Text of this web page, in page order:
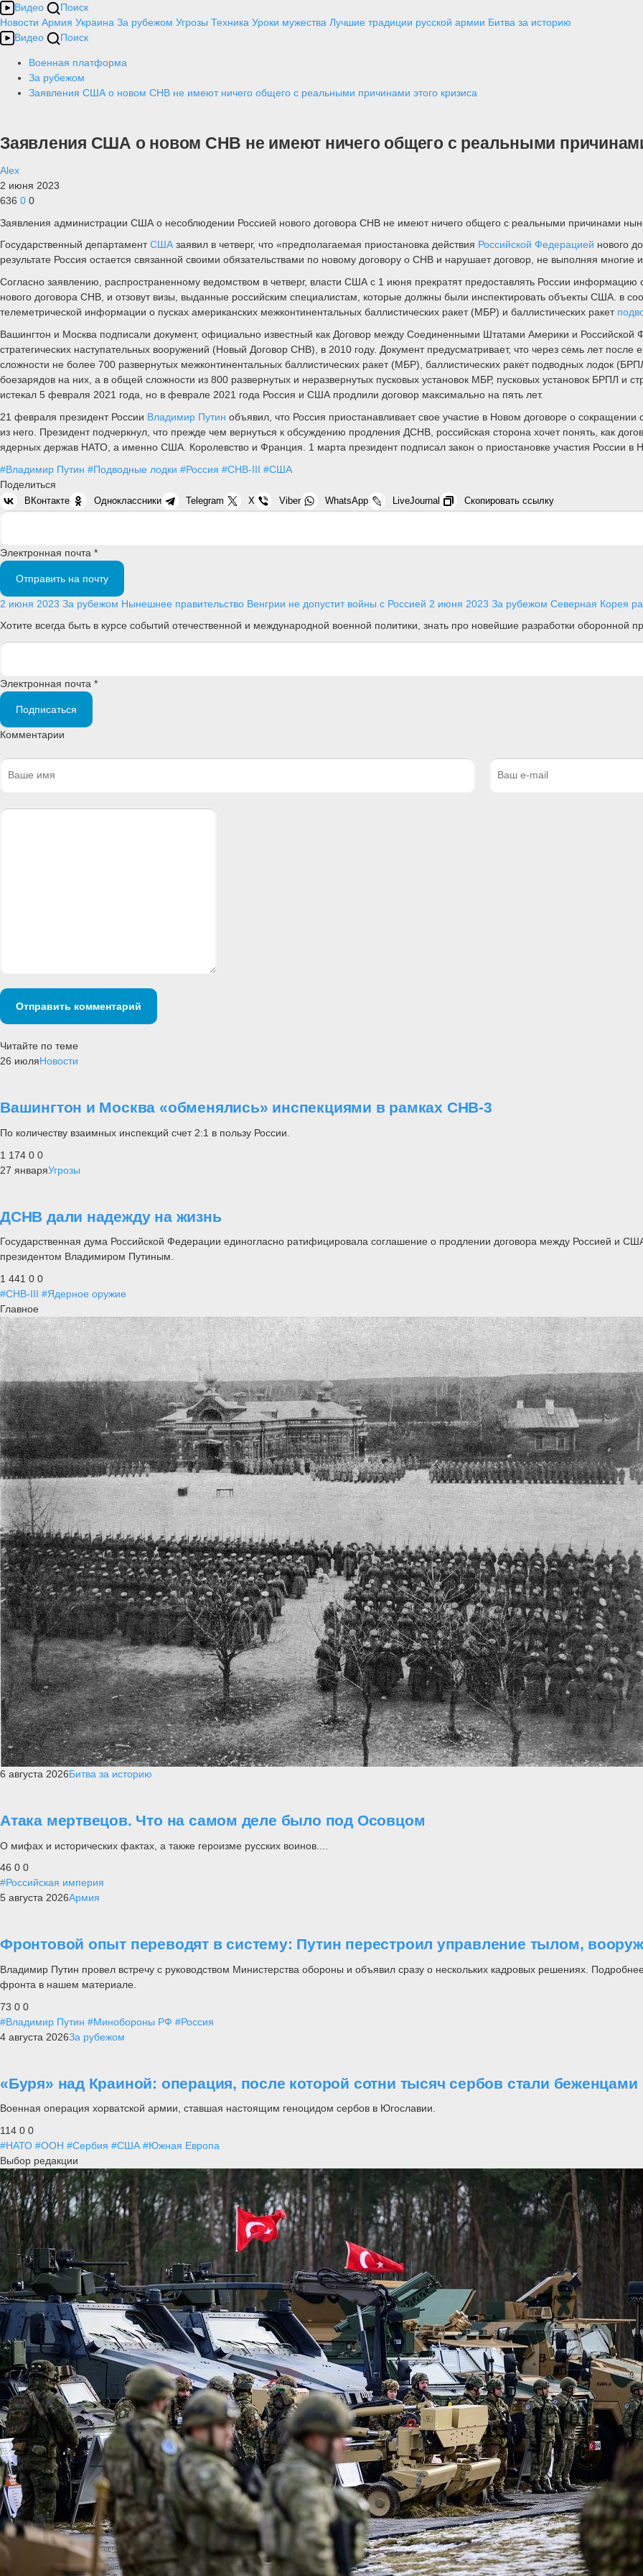
Видео
Поиск
Новости Армия Украина За рубежом Угрозы Техника Уроки мужества Лучшие традиции русской армии Битва за историю
Видео
Поиск
Военная платформа
За рубежом
Заявления США о новом СНВ не имеют ничего общего с реальными причинами этого кризиса
Заявления США о новом СНВ не имеют ничего общего с реальными
Alex
2 июня 2023
636 0 0
Заявления администрации США о несоблюдении Россией нового договора СНВ не имеют ничего общего с реальными причинами
Государственный департаментСШАзаявил в четверг, что «предполагаемая приостановка действия Российской Федерацией нового
результате Россия остается связанной своими обязательствами по новому договору о СНВ и нарушает договор, не выполняя многие
Согласно заявлению, распространенному ведомством в четверг, власти США с 1 июня прекратят предоставлять России
нового договора СНВ, и отзовут визы, выданные российским специалистам, которые должны были инспектировать объекты США. в
телеметрической информации о пусках американских межконтинентальных баллистических ракет (МБР) и баллистических ракет
Вашингтон и Москва подписали документ, официально известный как Договор между Соединенными Штатами Америки и
стратегических наступательных вооружений (Новый Договор СНВ), в 2010 году. Документ предусматривает, что через семь лет
сложности не более 700 развернутых межконтинентальных баллистических ракет (МБР), баллистических ракет подводных лодок
боезарядов на них, а в общей сложности из 800 развернутых и неразвернутых пусковых установок МБР, пусковых установок БРПЛ и
истекал 5 февраля 2021 года, но в феврале 2021 года Россия и США продлили договор максимально на пять лет.
21 февраля президент России Владимир Путин объявил, что Россия приостанавливает свое участие в Новом договоре о
из него. Президент подчеркнул, что прежде чем вернуться к обсуждению продления ДСНВ, российская сторона хочет понять, как
ядерных держав НАТО, а именно США. Королевство и Франция. 1 марта президент подписал закон о приостановке участия России в
#Владимир Путин #Подводные лодки #Россия #СНВ-III #США
Поделиться
ВКонтакте Одноклассники Telegram X Viber WhatsApp LiveJournal Скопировать ссылку
Электронная почта *
Отправить на почту
2 июня 2023 За рубежом Нынешнее правительство Венгрии не допустит войны с Россией 2 июня 2023 За рубежом Северная Корея
Хотите всегда быть в курсе событий отечественной и международной военной политики, знать про новейшие разработки
Электронная почта *
Подписаться
Комментарии
Отправить комментарий
Читайте по теме
26 июляНовости
Вашингтон и Москва «обменялись» инспекциями в рамках СНВ-3
По количеству взаимных инспекций счет 2:1 в пользу России.
1 174 0 0
27 январяУгрозы
ДСНВ дали надежду на жизнь
Государственная дума Российской Федерации единогласно ратифицировала соглашение о продлении договора между Россией и
президентом Владимиром Путиным.
1 441 0 0
#СНВ-III #Ядерное оружие
Главное
6 августа 2026Битва за историю
Атака мертвецов. Что на самом деле было под Осовцом
О мифах и исторических фактах, а также героизме русских воинов....
46 0 0
#Российская империя
5 августа 2026Армия
Фронтовой опыт переводят в систему: Путин перестроил управление тылом,
Владимир Путин провел встречу с руководством Министерства обороны и объявил сразу о нескольких кадровых решениях.
фронта в нашем материале.
73 0 0
#Владимир Путин #Минобороны РФ #Россия
4 августа 2026За рубежом
«Буря» над Краиной: операция, после которой сотни тысяч сербов стали беженцами
Военная операция хорватской армии, ставшая настоящим геноцидом сербов в Югославии.
114 0 0
#НАТО #ООН #Сербия #США #Южная Европа
Выбор редакции